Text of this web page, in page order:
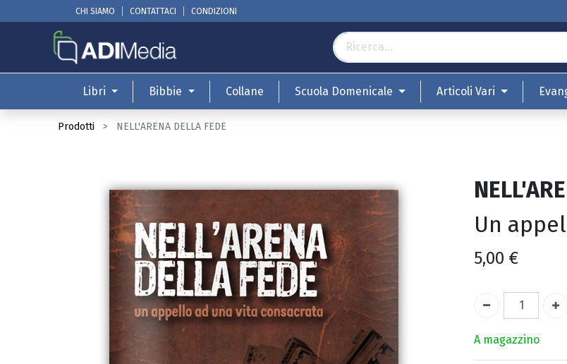
CHI SIAMO CONTATTACI CONDIZIONI
Libri Bibbie Collane Scuola Domenicale Articoli Vari
Prodotti NELL'ARENA DELLA FEDE
Un
5,00 €
A magazzino